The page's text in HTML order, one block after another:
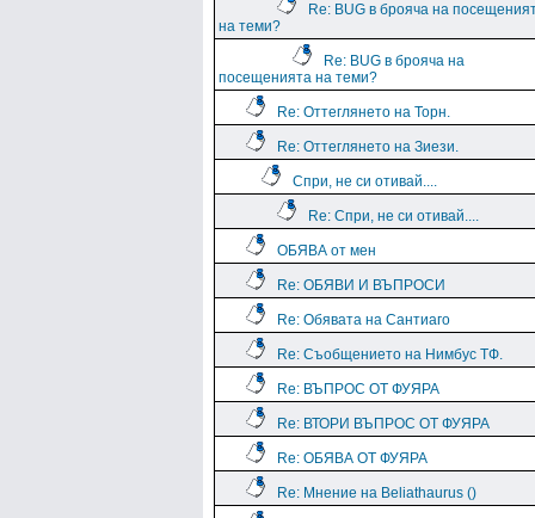
Re: BUG в брояча на
на теми?
Re: BUG в брояча на
посещенията на теми?
Re: Оттеглянето на Торн.
Re: Оттеглянето на Зиези.
Спри, не си отивай....
Re: Спри, не си отивай....
ОБЯВА от мен
Re: ОБЯВИ И ВЪПРОСИ
Re: Обявата на Сантиаго
Re: Съобщението на Нимбус ТФ.
Re: ВЪПРОС ОТ ФУЯРА
Re: ВТОРИ ВЪПРОС ОТ ФУЯРА
Re: ОБЯВА ОТ ФУЯРА
Re: Мнение на Beliathaurus ()